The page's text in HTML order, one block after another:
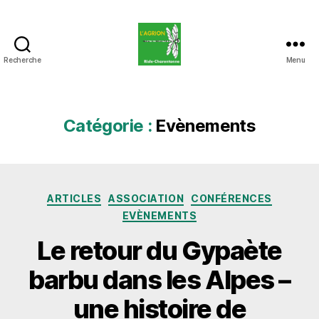
Recherche Menu
Catégorie : Evènements
Catégories
ARTICLES ASSOCIATION
CONFÉRENCES
EVÈNEMENTS
Le retour du Gypaète
barbu dans les Alpes –
une histoire de